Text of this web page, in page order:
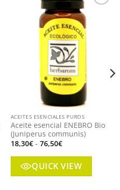
ACEITES ESENCIALES PUROS
Aceite esencial ENEBRO Bio
(Juniperus communis)
18,30€ - 76,50€Rango
de
precios:
desde
18,30€
hasta
QUICK VIEW